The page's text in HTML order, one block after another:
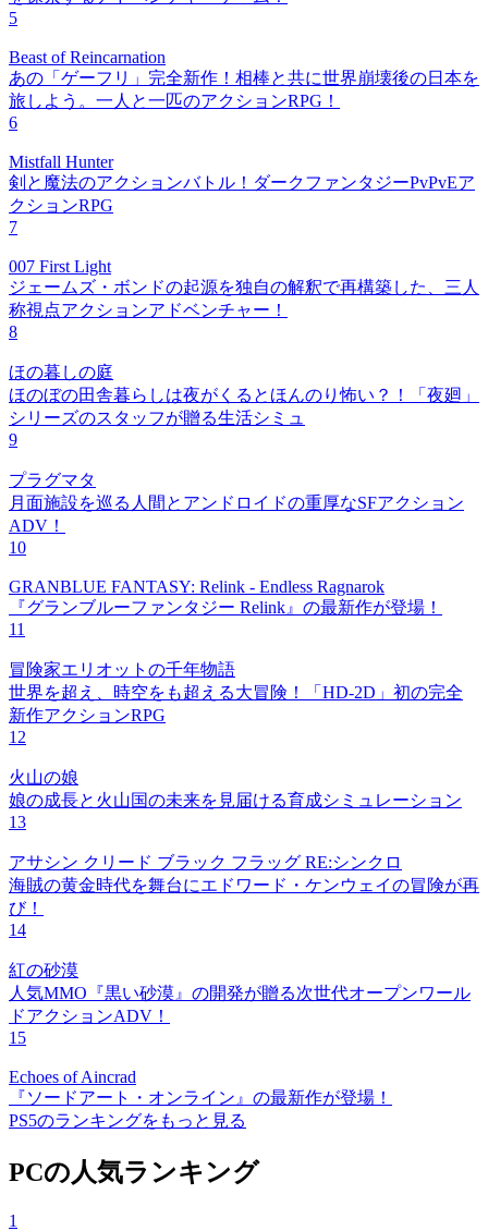
5
Beast of Reincarnation
あの「ゲーフリ」完全新作！相棒と共に世界崩壊後の日本を
旅しよう。一人と一匹のアクションRPG！
6
Mistfall Hunter
剣と魔法のアクションバトル！ダークファンタジーPvPvEア
クションRPG
7
007 First Light
ジェームズ・ボンドの起源を独自の解釈で再構築した、三人
称視点アクションアドベンチャー！
8
ほの暮しの庭
ほのぼの田舎暮らしは夜がくるとほんのり怖い？！「夜廻」
シリーズのスタッフが贈る生活シミュ
9
プラグマタ
月面施設を巡る人間とアンドロイドの重厚なSFアクション
ADV！
10
GRANBLUE FANTASY: Relink - Endless Ragnarok
『グランブルーファンタジー Relink』の最新作が登場！
11
冒険家エリオットの千年物語
世界を超え、時空をも超える大冒険！「HD-2D」初の完全
新作アクションRPG
12
火山の娘
娘の成長と火山国の未来を見届ける育成シミュレーション
13
アサシン クリード ブラック フラッグ RE:シンクロ
海賊の黄金時代を舞台にエドワード・ケンウェイの冒険が再
び！
14
紅の砂漠
人気MMO『黒い砂漠』の開発が贈る次世代オープンワール
ドアクションADV！
15
Echoes of Aincrad
『ソードアート・オンライン』の最新作が登場！
PS5のランキングをもっと見る
PCの人気ランキング
1